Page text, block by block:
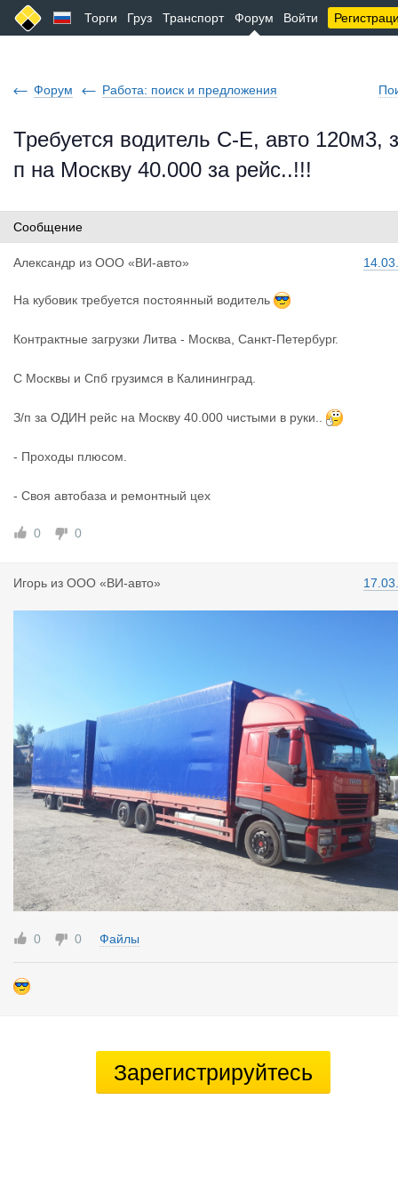
Торги Груз Транспорт Форум Войти
Форум Работа: поиск и предложения
Требуется водитель С-Е, авто 120м3,
п на Москву 40.000 за рейс..!!!
Сообщение
Александр из ООО «ВИ-авто»
На кубовик требуется постоянный водитель
Контрактные загрузки Литва - Москва, Санкт-Петербург.
С Москвы и Спб грузимся в Калининград.
З/п за ОДИН рейс на Москву 40.000 чистыми в руки..
- Проходы плюсом.
- Своя автобаза и ремонтный цех
0 0
Игорь из ООО «ВИ-авто»
0 0 Файлы
Зарегистрируйтесь